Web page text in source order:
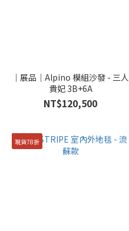
｜展品｜Alpino 模組沙發 - 三人
貴妃 3B+6A
NT$120,500
現貨78折